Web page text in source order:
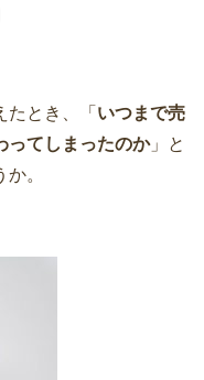
とき、「 いつまで売
ってしまったのか」と
。